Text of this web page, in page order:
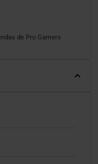
de Pro Gamers